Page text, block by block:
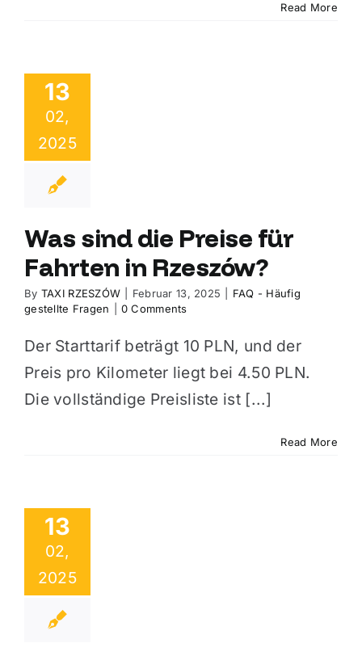
Read More
13
02,
2025
Was sind die Preise für
Fahrten in Rzeszów?
By TAXI RZESZÓW Februar 13, 2025
FAQ - Häufig
gestellte Fragen
0 Comments
Der Starttarif beträgt 10 PLN, und der
Preis pro Kilometer liegt bei 4.50 PLN.
Die vollständige Preisliste ist [...]
Read More
13
02,
2025